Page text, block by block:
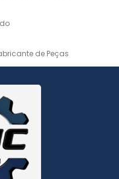
de Peças
Pesada
Usinagem